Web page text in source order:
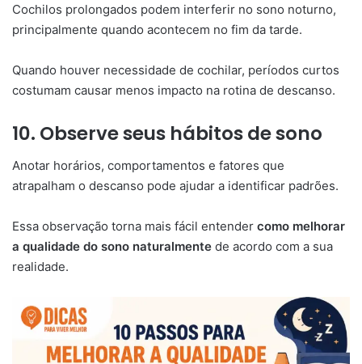
Cochilos prolongados podem interferir no sono noturno,
principalmente quando acontecem no fim da tarde.
Quando houver necessidade de cochilar, períodos curtos
costumam causar menos impacto na rotina de descanso.
10. Observe seus hábitos de sono
Anotar horários, comportamentos e fatores que
atrapalham o descanso pode ajudar a identificar padrões.
Essa observação torna mais fácil entender como melhorar
a qualidade do sono naturalmente de acordo com a sua
realidade.